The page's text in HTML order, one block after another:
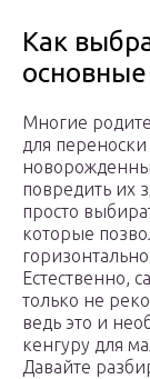
Как
Многие
для
повредить их
просто
которые
Естественно,
только не
ведь это и
кенгуру для
Давайте